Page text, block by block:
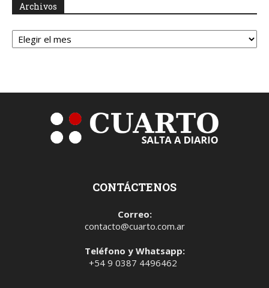
Archivos
Archivos
CONTÁCTENOS
Correo:
contacto@cuarto.com.ar
Teléfono y Whatsapp:
+54 9 0387 4496462